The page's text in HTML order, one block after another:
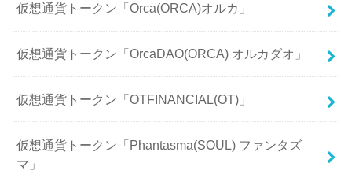
仮想通貨トークン「Orca(ORCA)オルカ」
仮想通貨トークン「OrcaDAO(ORCA) オルカダオ」
仮想通貨トークン「OTFINANCIAL(OT)」
仮想通貨トークン「Phantasma(SOUL) ファンタズ
マ」